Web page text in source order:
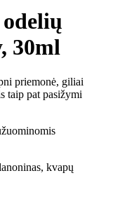
30ml
priemonė, giliai
taip pat pasižymi
kvapų